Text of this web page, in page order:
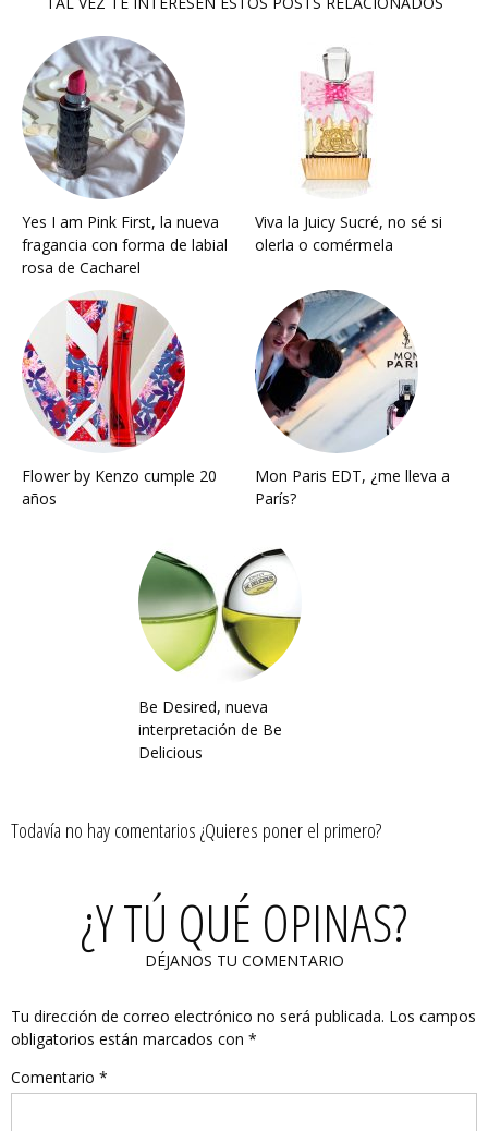
Yes I am Pink First, la nueva
fragancia con forma de labial
rosa de Cacharel
Viva la Juicy Sucré, no sé si
olerla o comérmela
Flower by Kenzo cumple 20
años
Mon Paris EDT, ¿me lleva a
París?
Be Desired, nueva
interpretación de Be
Delicious
Todavía no hay comentarios ¿Quieres poner el primero?
¿Y TÚ QUÉ OPINAS?
DÉJANOS TU COMENTARIO
Tu dirección de correo electrónico no será publicada. Los campos
obligatorios están marcados con *
Comentario *